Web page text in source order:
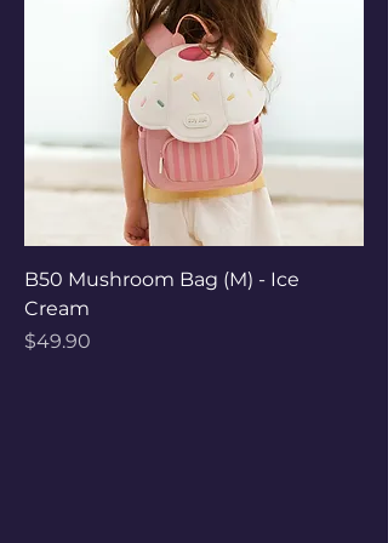
B50 Mushroom Bag (M) - Ice
Cream
Price
$49.90